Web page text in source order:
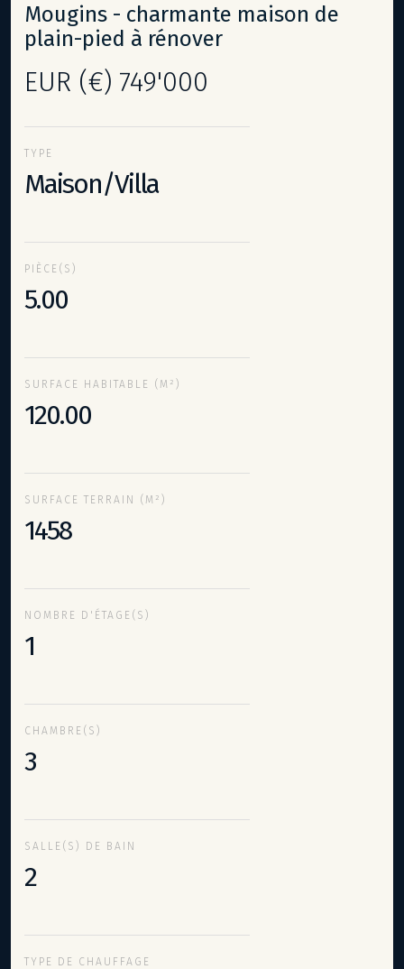
mougins - charmante maison de
plain-pied à rénover
EUR (€) 749'000
TYPE
Maison/Villa
PIÈCE(S)
5.00
SURFACE HABITABLE (M²)
120.00
SURFACE TERRAIN (M²)
1458
NOMBRE D'ÉTAGE(S)
1
CHAMBRE(S)
3
SALLE(S) DE BAIN
2
TYPE DE CHAUFFAGE